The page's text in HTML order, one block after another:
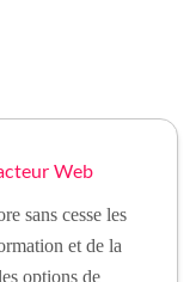
Web
sans cesse les
et de la
options de